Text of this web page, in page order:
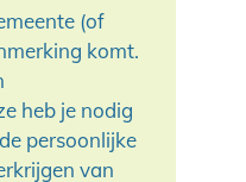
(of
komt.
heb je nodig
persoonlijke
van